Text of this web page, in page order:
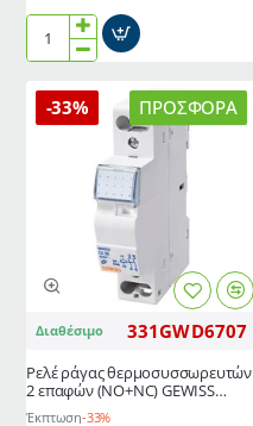
Ρελέ
θερμοσυσσωρευτώνΠΡΟΣΦΟΡΆ
-33%
Διαθέσιμο 331GWD6707
Ρελέ ράγας θερμοσυσσωρευτών
2 επαφών (NO+NC) GEWISS
Ιταλίας
Έκπτωση-33%